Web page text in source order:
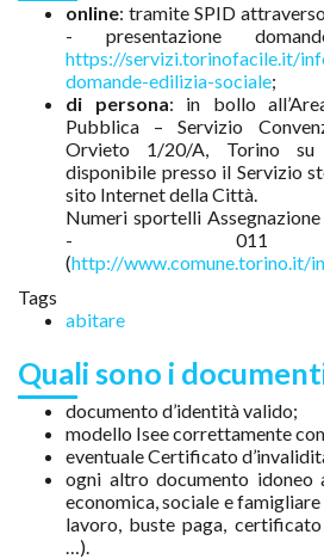
online: tramite SPID
- presentazione
https://servizi.torinofacile.it/
domande-edilizia-sociale;
di persona: in bollo
Pubblica – Servizio
Orvieto 1/20/A, Torino su
disponibile presso il Servizio
sito Internet della Città.
Numeri sportelli
- 011
(http://www.comune.torino.it/
Tags
abitare
Quali sono i
documento d’identità valido;
modello Isee correttamente
eventuale Certificato
ogni altro documento idoneo
economica, sociale e
lavoro, buste paga,
…).